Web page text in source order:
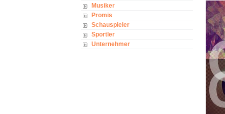
Musiker
Promis
Schauspieler
Sportler
Unternehmer